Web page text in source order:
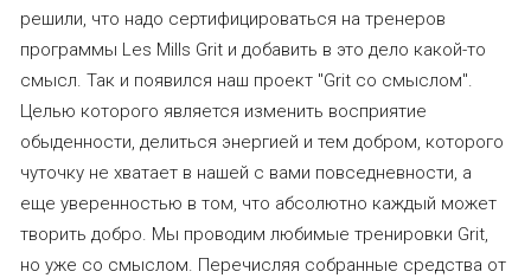
решили, что надо сертифицироваться на тренеров
программы Les Mills Grit и добавить в это дело какой-то
смысл. Так и появился наш проект "Grit со смыслом".
Целью которого является изменить восприятие
обыденности, делиться энергией и тем добром, которого
чуточку не хватает в нашей с вами повседневности, а
еще уверенностью в том, что абсолютно каждый может
творить добро. Мы проводим любимые тренировки Grit,
но уже со смыслом. Перечисляя собранные средства от